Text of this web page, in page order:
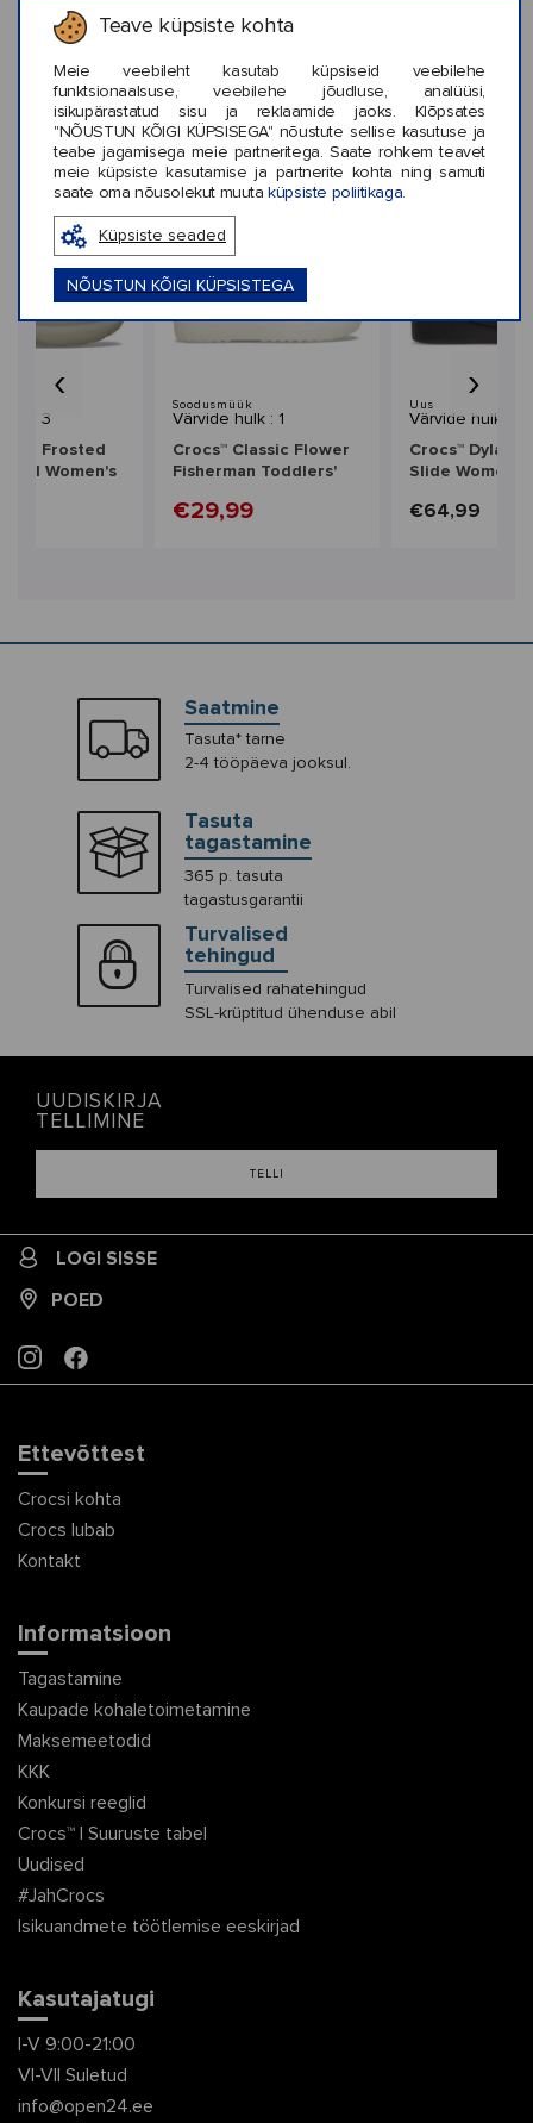
Teave küpsiste kohta
Meie veebileht kasutab küpsiseid veebilehe
funktsionaalsuse, veebilehe jõudluse, analüüsi,
isikupärastatud sisu ja reklaamide jaoks. Klõpsates
"NÕUSTUN KÕIGI KÜPSISEGA" nõustute sellise kasutuse ja
teabe jagamisega meie partneritega. Saate rohkem teavet
meie küpsiste kasutamise ja partnerite kohta ning samuti
saate oma nõusolekut muutaküpsiste poliitikaga.
Küpsiste seaded
NÕUSTUN KÕIGI KÜPSISTEGA
KLIENTIDE ARVUSTUSED (0)
Sarnased stiilid
: 3
Frosted
Women's
Soodusmüük
Värvide hulk : 1
Crocs™ Classic Flower
Fisherman Toddlers'
€29,99
Uus
Värvide hulk : 2
Crocs™ Dylan
Slide Women's
€64,99
‹ ›
Saatmine
Tasuta* tarne
2-4 tööpäeva jooksul.
Tasuta
tagastamine
365 p. tasuta
tagastusgarantii
Turvalised
tehingud
Turvalised rahatehingud
SSL-krüptitud ühenduse abil
UUDISKIRJA
TELLIMINE
TELLI
LOGI SISSE
POED
INSTAGRAM
FACEBOOK
Ettevõttest
Crocsi kohta
Crocs lubab
Kontakt
Informatsioon
Tagastamine
Kaupade kohaletoimetamine
Maksemeetodid
KKK
Konkursi reeglid
Crocs™ | Suuruste tabel
Uudised
#JahCrocs
Isikuandmete töötlemise eeskirjad
Kasutajatugi
I-V 9:00-21:00
VI-VII Suletud
info@open24.ee